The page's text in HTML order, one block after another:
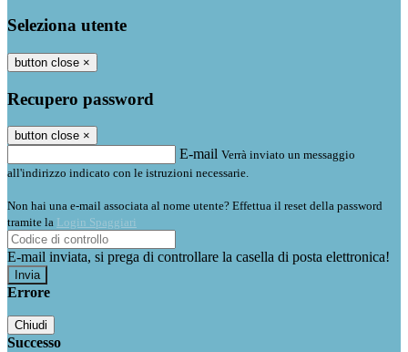
Seleziona utente
button close ×
Recupero password
button close ×
E-mail Verrà inviato un messaggio
all'indirizzo indicato con le istruzioni necessarie.
Non hai una e-mail associata al nome utente? Effettua il reset della password
tramite la Login Spaggiari
E-mail inviata, si prega di controllare la casella di posta elettronica!
Errore
Chiudi
Successo